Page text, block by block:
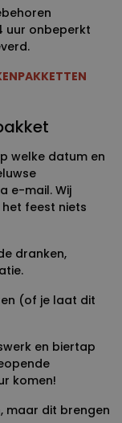
uur onbeperkt
welke datum en
e-mail. Wij
feest niets
dranken,
(of je laat dit
en biertap
komen!
maar dit brengen